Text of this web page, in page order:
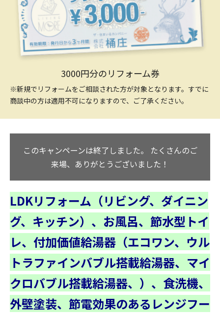
3000円分のリフォーム券
※新規でリフォームをご相談された方が対象となります。すでに
商談中の方は適用不可になりますので、ご了承ください。
このキャンペーンは終了しました。
たくさんのご
来場、ありがとうございました！
LDKリフォーム（リビング、ダイニン
グ、キッチン）、お風呂、節水型トイ
レ、付加価値給湯器（エコワン、ウル
トラファインバブル搭載給湯器、マイ
クロバブル搭載給湯器、）、食洗機、
外壁塗装、節電効果のあるレンジフー